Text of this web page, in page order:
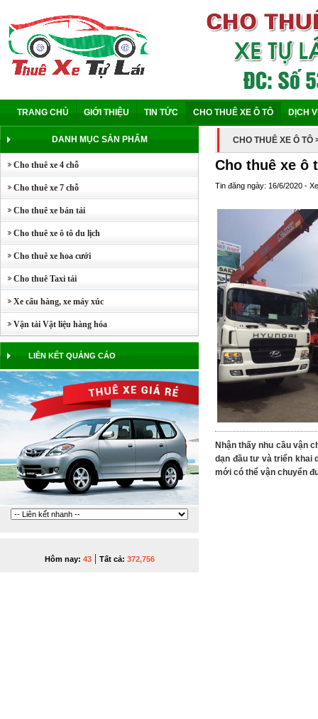
TRANG CHỦ GIỚI THIỆU TIN TỨC CHO THUÊ XE Ô TÔ DỊCH
DANH MỤC SẢN PHẨM
Cho thuê xe 4 chỗ
Cho thuê xe 7 chỗ
Cho thuê xe bán tải
Cho thuê xe ô tô du lịch
Cho thuê xe hoa cưới
Cho thuê Taxi tải
Xe cẩu hàng, xe máy xúc
Vận tải Vật liệu hàng hóa
LIÊN KẾT QUẢNG CÁO
Hôm nay: 43| Tất cả: 372,756
CHO THUÊ XE Ô TÔ
Cho thuê xe ô
Tin đăng ngày: 16/6/2020 -
Nhận thấy nhu cầu vận
dạn đầu tư và triển khai
mới có thể vận chuyển